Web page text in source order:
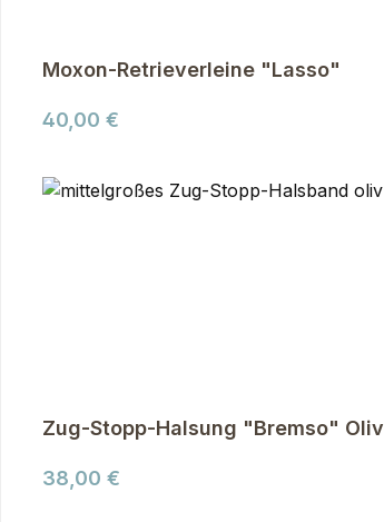
Moxon-Retrieverleine "Lasso"
Regulärer Preis:
40,00 €
Zug-Stopp-Halsung "Bremso" Oliv
Regulärer Preis:
38,00 €